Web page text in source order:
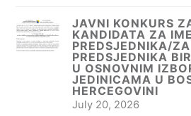
JAVNI KONKURS
KANDIDATA ZA
PREDSJEDNIKA/
PREDSJEDNIKA
U OSNOVNIM
JEDINICAMA U
HERCEGOVINI
July 20, 2026